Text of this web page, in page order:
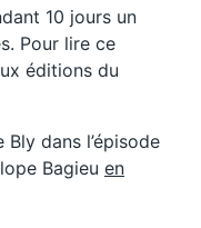
10 jours un
Pour lire ce
éditions du
dans l’épisode
Bagieu en